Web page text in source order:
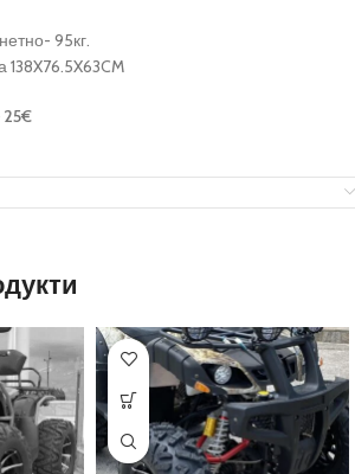
95кг.
138X76.5X63CM
25€